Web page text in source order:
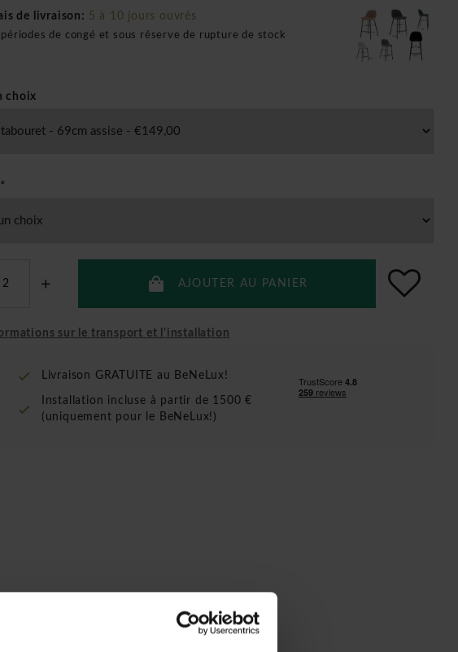
de livraison: 5 à 10 jours ouvrés
de congé et sous réserve de rupture de stock
choix
*
AJOUTER AU PANIER
sur le transport et l'installation
Livraison GRATUITE au BeNeLux!
Installation incluse à partir de 1500 €
(uniquement pour le BeNeLux!)